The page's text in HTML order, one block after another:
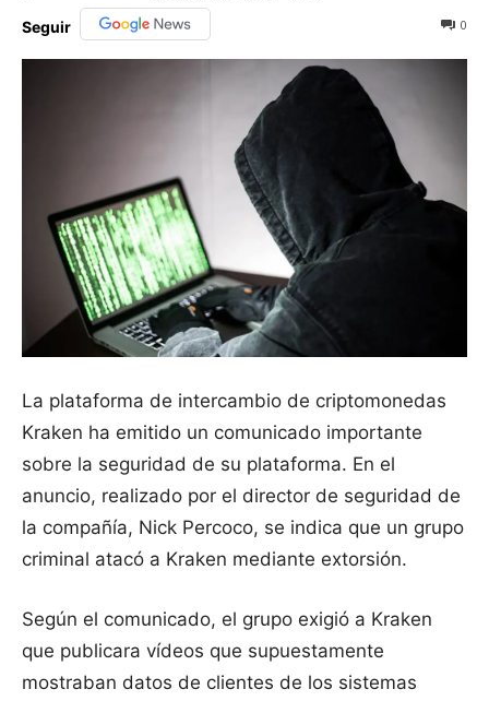
Seguir 0
La plataforma de intercambio de criptomonedas
Kraken ha emitido un comunicado importante
sobre la seguridad de su plataforma. En el
anuncio, realizado por el director de seguridad de
la compañía, Nick Percoco, se indica que un grupo
criminal atacó a Kraken mediante extorsión.
Según el comunicado, el grupo exigió a Kraken
que publicara vídeos que supuestamente
mostraban datos de clientes de los sistemas